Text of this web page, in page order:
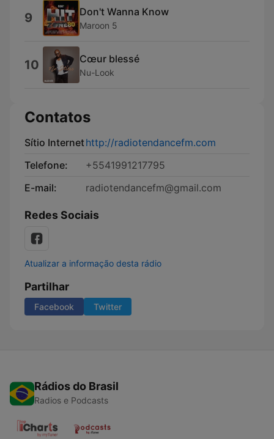
9 Don't Wanna Know
Maroon 5
10 Cœur blessé
Nu-Look
Contatos
Sítio Internethttp://radiotendancefm.com
Telefone:
+5541991217795
E-mail:
radiotendancefm@gmail.com
Redes Sociais
Atualizar a informação desta rádio
Partilhar
Facebook Twitter
Rádios do Brasil
Radios e Podcasts